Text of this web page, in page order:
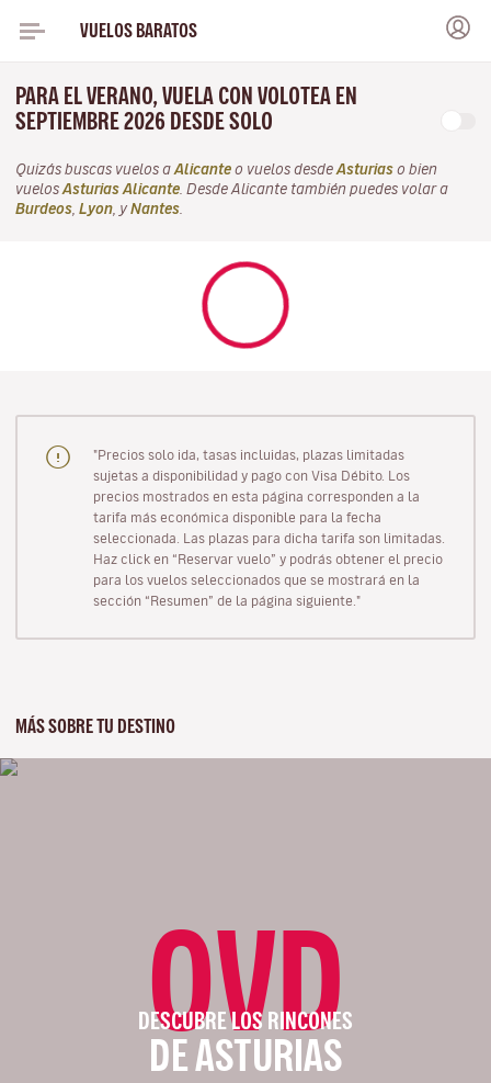
VUELOS BARATOS
PARA EL VERANO, VUELA CON VOLOTEA EN
SEPTIEMBRE 2026 DESDE SOLO
Quizás buscas vuelos a Alicante o vuelos desde Asturias o bien
vuelos Asturias Alicante . Desde Alicante también puedes volar a
Burdeos Lyon , y Nantes
"Precios solo ida, tasas incluidas, plazas limitadas
sujetas a disponibilidad y pago con Visa Débito. Los
precios mostrados en esta página corresponden a la
tarifa más económica disponible para la fecha
seleccionada. Las plazas para dicha tarifa son limitadas.
Haz click en “Reservar vuelo” y podrás obtener el precio
para los vuelos seleccionados que se mostrará en la
sección “Resumen” de la página siguiente."
MÁS SOBRE TU DESTINO
OVD
DESCUBRE LOS RINCONES
DE ASTURIAS